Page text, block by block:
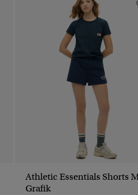
Athletic Essentials Shorts
Grafik